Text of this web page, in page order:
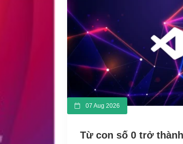
07 Aug 2026
Từ con số 0 trở